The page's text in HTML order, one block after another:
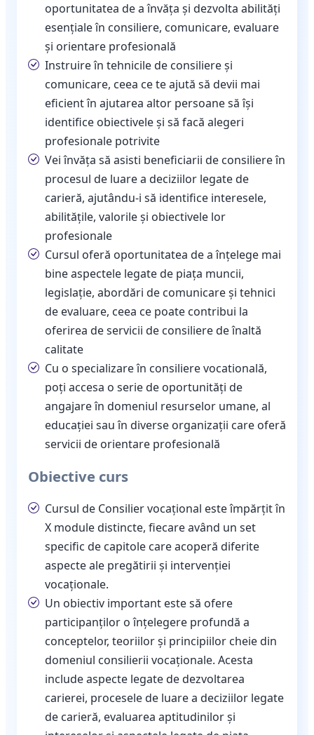
oportunitatea de a învăța și dezvolta abilități
esențiale în consiliere, comunicare, evaluare
și orientare profesională
Instruire în tehnicile de consiliere și
comunicare, ceea ce te ajută să devii mai
eficient în ajutarea altor persoane să își
identifice obiectivele și să facă alegeri
profesionale potrivite
Vei învăța să asisti beneficiarii de consiliere în
procesul de luare a deciziilor legate de
carieră, ajutându-i să identifice interesele,
abilitățile, valorile și obiectivele lor
profesionale
Cursul oferă oportunitatea de a înțelege mai
bine aspectele legate de piața muncii,
legislație, abordări de comunicare și tehnici
de evaluare, ceea ce poate contribui la
oferirea de servicii de consiliere de înaltă
calitate
Cu o specializare în consiliere vocatională,
poți accesa o serie de oportunități de
angajare în domeniul resurselor umane, al
educației sau în diverse organizații care oferă
servicii de orientare profesională
Obiective curs
Cursul de Consilier vocațional este împărțit în
X module distincte, fiecare având un set
specific de capitole care acoperă diferite
aspecte ale pregătirii și intervenției
vocaționale.
Un obiectiv important este să ofere
participanților o înțelegere profundă a
conceptelor, teoriilor și principiilor cheie din
domeniul consilierii vocaționale. Acesta
include aspecte legate de dezvoltarea
carierei, procesele de luare a deciziilor legate
de carieră, evaluarea aptitudinilor și